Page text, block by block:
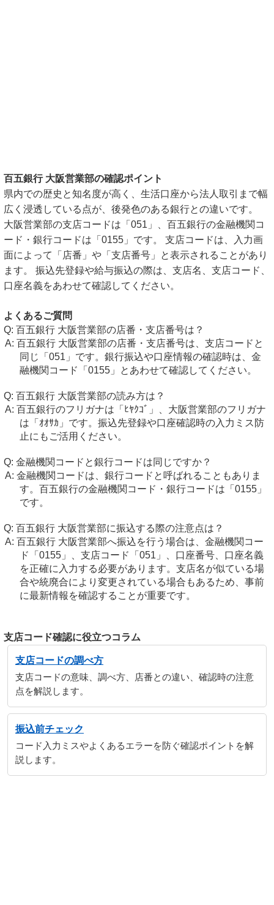
百五銀行 大阪営業部の確認ポイント
県内での歴史と知名度が高く、生活口座から法人取引まで幅
広く浸透している点が、後発色のある銀行との違いです。
大阪営業部の支店コードは「051」、百五銀行の金融機関コ
ード・銀行コードは「0155」です。 支店コードは、入力画
面によって「店番」や「支店番号」と表示されることがあり
ます。 振込先登録や給与振込の際は、支店名、支店コード、
口座名義をあわせて確認してください。
よくあるご質問
百五銀行 大阪営業部の店番・支店番号は？
百五銀行 大阪営業部の店番・支店番号は、支店コードと
同じ「051」です。銀行振込や口座情報の確認時は、金
融機関コード「0155」とあわせて確認してください。
百五銀行 大阪営業部の読み方は？
百五銀行のフリガナは「ﾋﾔｸｺﾞ」、大阪営業部のフリガナ
は「ｵｵｻｶ」です。振込先登録や口座確認時の入力ミス防
止にもご活用ください。
金融機関コードと銀行コードは同じですか？
金融機関コードは、銀行コードと呼ばれることもありま
す。百五銀行の金融機関コード・銀行コードは「0155」
です。
百五銀行 大阪営業部に振込する際の注意点は？
百五銀行 大阪営業部へ振込を行う場合は、金融機関コー
ド「0155」、支店コード「051」、口座番号、口座名義
を正確に入力する必要があります。支店名が似ている場
合や統廃合により変更されている場合もあるため、事前
に最新情報を確認することが重要です。
支店コード確認に役立つコラム
支店コードの調べ方
支店コードの意味、調べ方、店番との違い、確認時の注意
点を解説します。
振込前チェック
コード入力ミスやよくあるエラーを防ぐ確認ポイントを解
説します。